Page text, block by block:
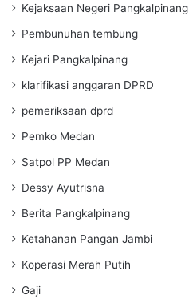
Kejaksaan Negeri Pangkalpinang
Pembunuhan tembung
Kejari Pangkalpinang
klarifikasi anggaran DPRD
pemeriksaan dprd
Pemko Medan
Satpol PP Medan
Dessy Ayutrisna
Berita Pangkalpinang
Ketahanan Pangan Jambi
Koperasi Merah Putih
Gaji